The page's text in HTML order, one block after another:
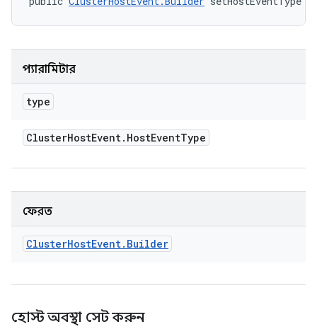
প্যারামিটার
type
ClusterHostEvent. HostEventType
ফেরত
ClusterHostEvent. Builder
হোস্ট অবস্থা সেট করুন